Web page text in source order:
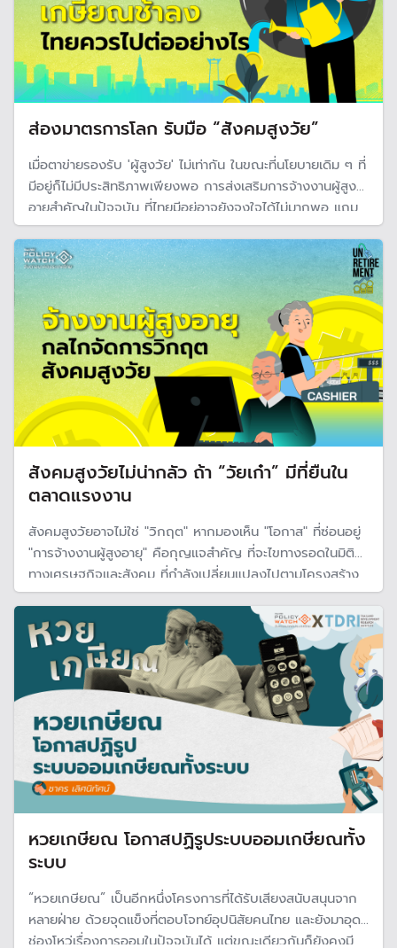
ส่องมาตรการโลก รับมือ “สังคมสูงวัย”
เมื่อตาข่ายรองรับ 'ผู้สูงวัย' ไม่เท่ากัน ในขณะที่นโยบายเดิม ๆ ที่
มีอยู่ก็ไม่มีประสิทธิภาพเพียงพอ การส่งเสริมการจ้างงานผู้สูง
อายุสำคัญในปัจจุบัน ที่ไทยมีอยู่อาจยังจูงใจได้ไม่มากพอ แถม
ยังมีเงื่อนไขอีกมาก ผศ.ศุภชัย ศรีสุชาติ ชวนดูกลยุทธ์เปรียบ
เทียบจากประเทศอื่น ๆ ทั่วโลก
สังคมสูงวัยไม่น่ากลัว ถ้า “วัยเก๋า” มีที่ยืนใน
ตลาดแรงงาน
สังคมสูงวัยอาจไม่ใช่ "วิกฤต" หากมองเห็น "โอกาส" ที่ซ่อนอยู่
"การจ้างงานผู้สูงอายุ" คือกุญแจสำคัญ ที่จะไขทางรอดในมิติ
ทางเศรษฐกิจและสังคม ที่กำลังเปลี่ยนแปลงไปตามโครงสร้าง
ประชากรที่เปลี่ยน
หวยเกษียณ โอกาสปฏิรูประบบออมเกษียณทั้ง
ระบบ
“หวยเกษียณ” เป็นอีกหนึ่งโครงการที่ได้รับเสียงสนับสนุนจาก
หลายฝ่าย ด้วยจุดแข็งที่ตอบโจทย์อุปนิสัยคนไทย และยังมาอุด
ช่องโหว่เรื่องการออมในปัจจุบันได้ ​แต่ขณะเดียวกันก็ยังคงมี